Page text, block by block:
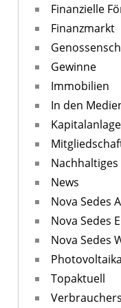
Finanzielle
Finanzmarkt
Gewinne
Immobilien
In den
Kapitalanlage
Nachhaltiges
News
Nova Sedes
Nova Sedes
Nova Sedes
Topaktuell